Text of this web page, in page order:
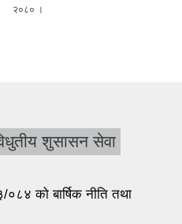
२०८० ।
शुसासन सेवा
को बार्षिक नीति तथा